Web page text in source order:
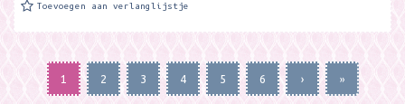
Toevoegen aan verlanglijstje
1 2 3 4 5 6 › »